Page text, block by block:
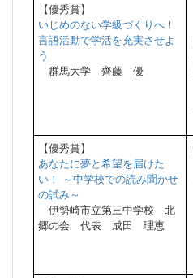
【優秀賞】
いじめのない学級づくりへ！
言語活動で学活を充実させよ
う
群馬大学 齊藤 優
【優秀賞】
あなたに夢と希望を届けた
い！ ～中学校での読み聞かせ
の試み～
伊勢崎市立第三中学校 北
郷の会 代表 成田 理恵